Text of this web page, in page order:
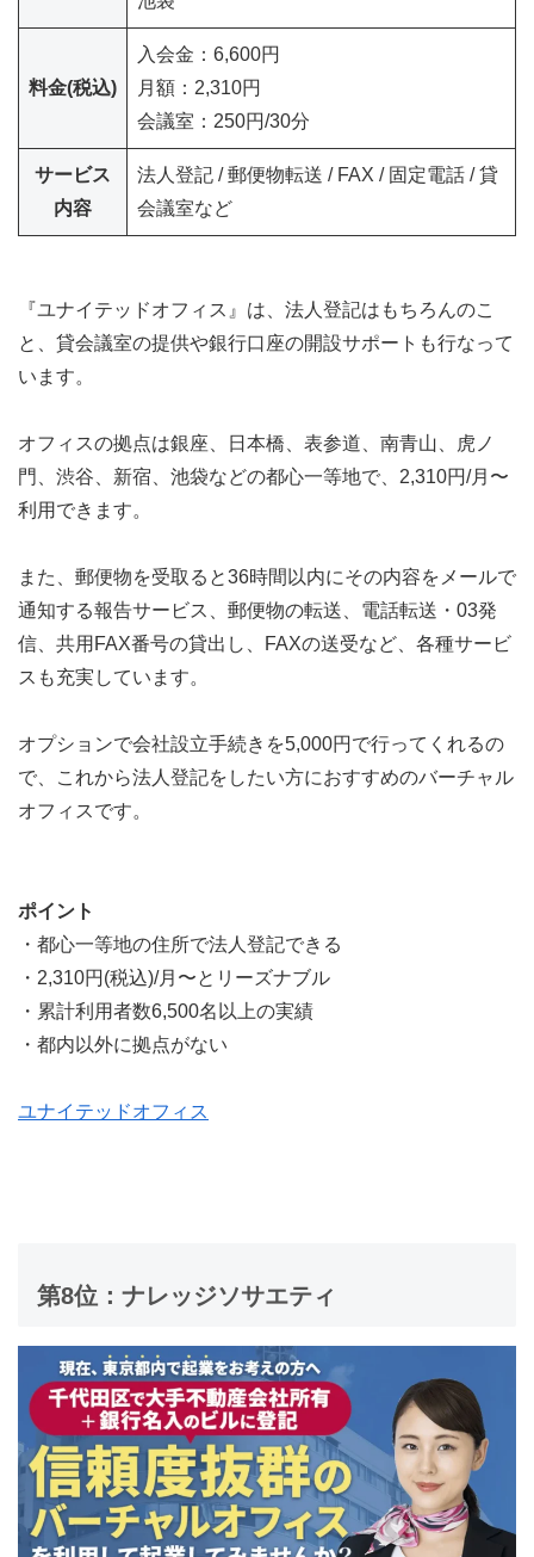
料金(税込)
入会金：6,600円
月額：2,310円
会議室：250円/30分
サービス
内容
法人登記 / 郵便物転送 / FAX / 固定電話 / 貸
会議室など
『ユナイテッドオフィス』は、法人登記はもちろんのこ
と、貸会議室の提供や銀行口座の開設サポートも行なって
います。
オフィスの拠点は銀座、日本橋、表参道、南青山、虎ノ
門、渋谷、新宿、池袋などの都心一等地で、2,310円/月〜
利用できます。
また、郵便物を受取ると36時間以内にその内容をメールで
通知する報告サービス、郵便物の転送、電話転送・03発
信、共用FAX番号の貸出し、FAXの送受など、各種サービ
スも充実しています。
オプションで会社設立手続きを5,000円で行ってくれるの
で、これから法人登記をしたい方におすすめのバーチャル
オフィスです。
ポイント
・都心一等地の住所で法人登記できる
・2,310円(税込)/月〜とリーズナブル
・累計利用者数6,500名以上の実績
・都内以外に拠点がない
ユナイテッドオフィス
第8位：ナレッジソサエティ